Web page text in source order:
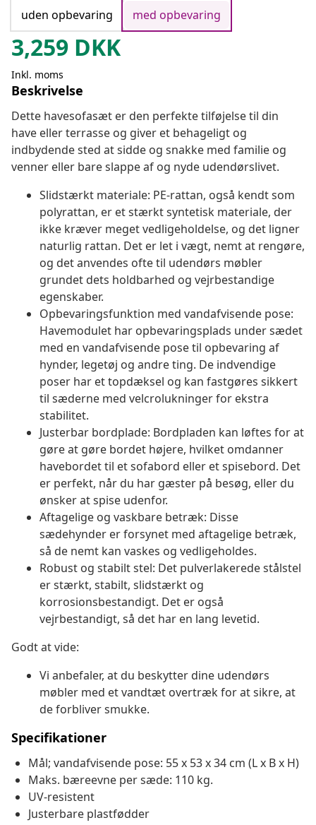
uden opbevaring
med opbevaring
3,259 DKK
Inkl. moms
Beskrivelse
Dette havesofasæt er den perfekte tilføjelse til din
have eller terrasse og giver et behageligt og
indbydende sted at sidde og snakke med familie og
venner eller bare slappe af og nyde udendørslivet.
Slidstærkt materiale: PE-rattan, også kendt som
polyrattan, er et stærkt syntetisk materiale, der
ikke kræver meget vedligeholdelse, og det ligner
naturlig rattan. Det er let i vægt, nemt at rengøre,
og det anvendes ofte til udendørs møbler
grundet dets holdbarhed og vejrbestandige
egenskaber.
Opbevaringsfunktion med vandafvisende pose:
Havemodulet har opbevaringsplads under sædet
med en vandafvisende pose til opbevaring af
hynder, legetøj og andre ting. De indvendige
poser har et topdæksel og kan fastgøres sikkert
til sæderne med velcrolukninger for ekstra
stabilitet.
Justerbar bordplade: Bordpladen kan løftes for at
gøre at gøre bordet højere, hvilket omdanner
havebordet til et sofabord eller et spisebord. Det
er perfekt, når du har gæster på besøg, eller du
ønsker at spise udenfor.
Aftagelige og vaskbare betræk: Disse
sædehynder er forsynet med aftagelige betræk,
så de nemt kan vaskes og vedligeholdes.
Robust og stabilt stel: Det pulverlakerede stålstel
er stærkt, stabilt, slidstærkt og
korrosionsbestandigt. Det er også
vejrbestandigt, så det har en lang levetid.
Godt at vide:
Vi anbefaler, at du beskytter dine udendørs
møbler med et vandtæt overtræk for at sikre, at
de forbliver smukke.
Specifikationer
Mål; vandafvisende pose: 55 x 53 x 34 cm (L x B x H)
Maks. bæreevne per sæde: 110 kg.
UV-resistent
Justerbare plastfødder